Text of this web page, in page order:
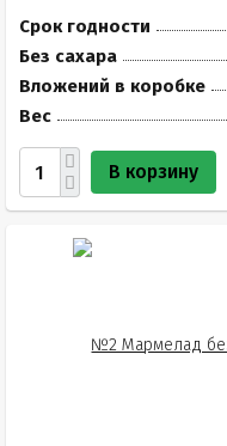
Срок годности
Без сахара
Вложений в коробке
Вес
В корзину